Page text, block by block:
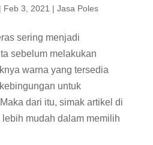
Feb 3, 2021 | Jasa Poles
sering menjadi
sebelum melakukan
warna yang tersedia
untuk
dari itu, simak artikel di
mudah dalam memilih